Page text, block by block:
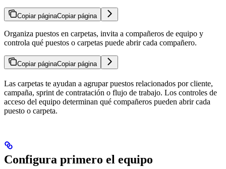
Copiar páginaCopiar página
Organiza puestos en carpetas, invita a compañeros de equipo y
controla qué puestos o carpetas puede abrir cada compañero.
Copiar páginaCopiar página
Las carpetas te ayudan a agrupar puestos relacionados por cliente,
campaña, sprint de contratación o flujo de trabajo. Los controles de
acceso del equipo determinan qué compañeros pueden abrir cada
puesto o carpeta.
Configura primero el equipo